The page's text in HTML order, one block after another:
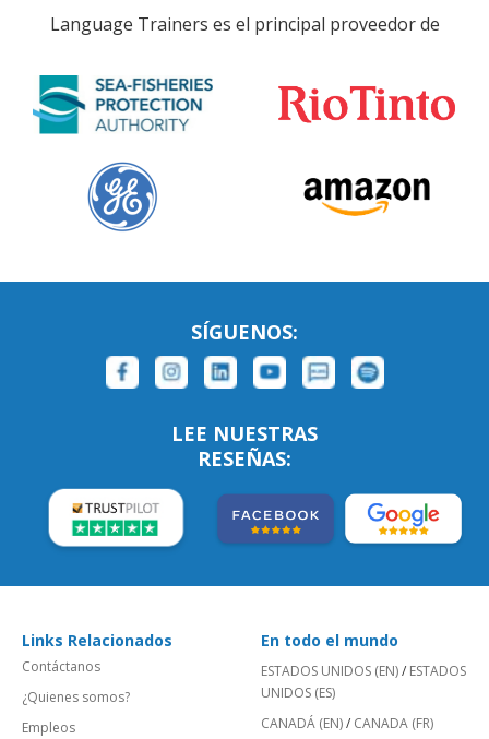
Language Trainers es el principal proveedor de
SÍGUENOS:
LEE NUESTRAS
RESEÑAS:
Links Relacionados
Contáctanos
¿Quienes somos?
Empleos
En todo el mundo
ESTADOS UNIDOS (EN)/ ESTADOS
UNIDOS (ES)
CANADÁ (EN)/ CANADA (FR)